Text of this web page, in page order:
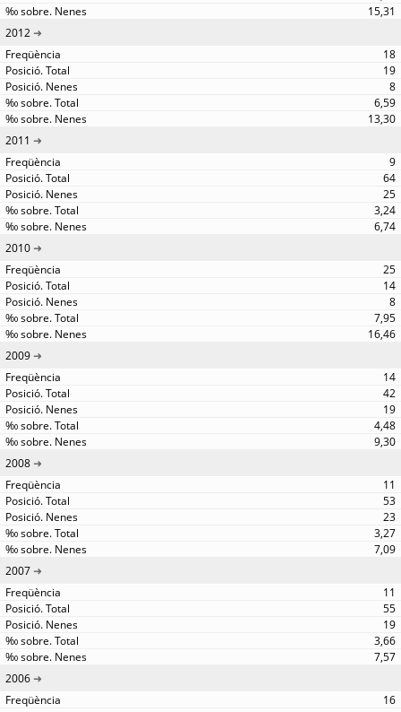
15,31
2012
18
19
8
6,59
13,30
2011
9
64
25
3,24
6,74
2010
25
14
8
7,95
16,46
2009
14
42
19
4,48
9,30
2008
11
53
23
3,27
7,09
2007
11
55
19
3,66
7,57
2006
16